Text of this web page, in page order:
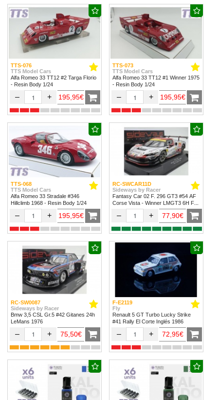
TTS-076
TTS Model Cars
Alfa Romeo 33 TT12 #2 Targa Florio
- Resin Body 1/24
– + 195,95€
TTS-073
TTS Model Cars
Alfa Romeo 33 TT12 #1 Winner 1975
- Resin Body 1/24
– + 195,95€
TTS-068
TTS Model Cars
Alfa Romeo 33 Stradale #346
Hillclimb 1968 - Resin Body 1/24
– + 195,95€
RC-SWCAR11D
Sideways by Racer
Fantasy Car 02 F. 296 GT3 #54 AF
Corse Vista - Winner LMGT3 6H Fuji
– + 77,90€
RC-SW0087
Sideways by Racer
Bmw 3,5 CSL Gr.5 #42 Gitanes 24h
LeMans 1976
– + 75,50€
F-E2119
Fly
Renault 5 GT Turbo Lucky Strike
#41 Rally El Corte Inglés 1986
– + 72,95€